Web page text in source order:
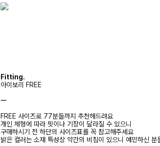
Fitting.
아이보리 FREE
ㅡ
FREE 사이즈로 77분들까지 추천해드려요
개인 체형에 따라 핏이나 기장이 달라질 수 있으니
구매하시기 전 하단의 사이즈표를 꼭 참고해주세요
밝은 컬러는 소재 특성상 약간의 비침이 있으니 예민하신